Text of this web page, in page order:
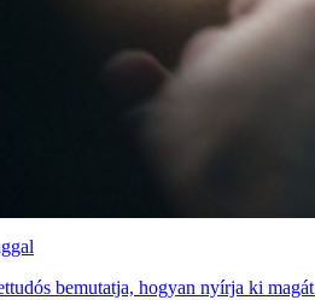
bemutatja, hogyan nyírja ki